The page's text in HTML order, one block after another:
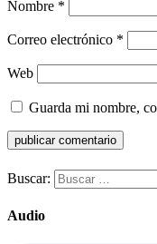
Nombre *
Correo electrónico *
Web
Guarda mi nombre,
Buscar:
Audio